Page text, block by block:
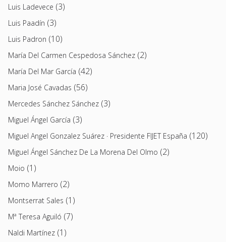
Luis Ladevece (3)
Luis Paadín (3)
Luis Padron (10)
María Del Carmen Cespedosa Sánchez (2)
María Del Mar García (42)
Maria José Cavadas (56)
Mercedes Sánchez Sánchez (3)
Miguel Ángel García (3)
Miguel Angel Gonzalez Suárez · Presidente FIJET España (120)
Miguel Ángel Sánchez De La Morena Del Olmo (2)
Moio (1)
Momo Marrero (2)
Montserrat Sales (1)
Mª Teresa Aguiló (7)
Naldi Martínez (1)